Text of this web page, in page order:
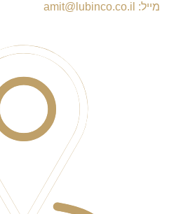
מייל: amit@lubinco.co.il